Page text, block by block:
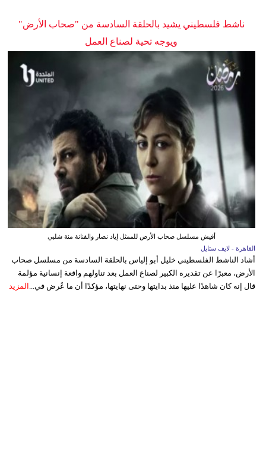
ناشط فلسطيني يشيد بالحلقة السادسة من "صحاب الأرض"
ويوجه تحية لصناع العمل
أفيش مسلسل صحاب الأرض للممثل إياد نصار والفنانة منة شلبي
القاهرة - لايف ستايل
أشاد الناشط الفلسطيني خليل أبو إلياس بالحلقة السادسة من مسلسل صحاب
الأرض، معبرًا عن تقديره الكبير لصناع العمل بعد تناولهم واقعة إنسانية مؤلمة
قال إنه كان شاهدًا عليها منذ بدايتها وحتى نهايتها، مؤكدًا أن ما عُرض في... المزيد